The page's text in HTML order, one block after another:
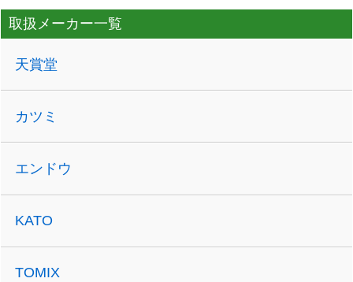
取扱メーカー一覧
天賞堂
カツミ
エンドウ
KATO
TOMIX